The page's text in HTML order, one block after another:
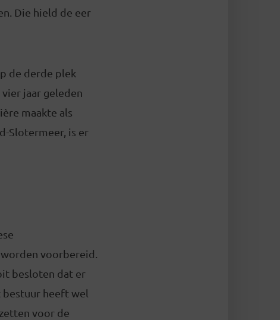
Die hield de eer
de derde plek
jaar geleden
maakte als
Slotermeer, is er
voorbereid.
besloten dat er
bestuur heeft wel
voor de